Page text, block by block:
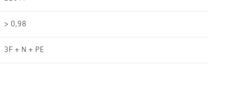
> 0,98
3F + N + PE